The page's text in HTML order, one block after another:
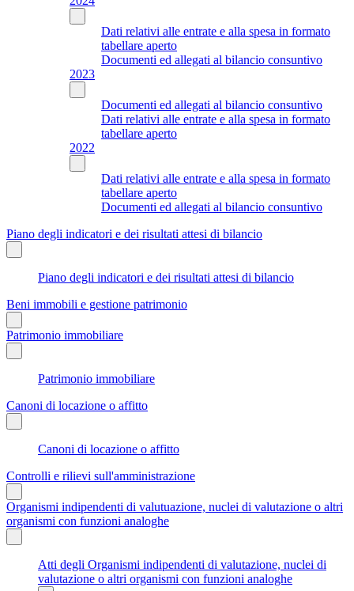
Dati relativi alle entrate e alla spesa in formato
tabellare aperto
Documenti ed allegati al bilancio consuntivo
2023
Documenti ed allegati al bilancio consuntivo
Dati relativi alle entrate e alla spesa in formato
tabellare aperto
2022
Dati relativi alle entrate e alla spesa in formato
tabellare aperto
Documenti ed allegati al bilancio consuntivo
Piano degli indicatori e dei risultati attesi di bilancio
Piano degli indicatori e dei risultati attesi di bilancio
Beni immobili e gestione patrimonio
Patrimonio immobiliare
Patrimonio immobiliare
Canoni di locazione o affitto
Canoni di locazione o affitto
Controlli e rilievi sull'amministrazione
Organismi indipendenti di valutuazione, nuclei di valutazione o altri
organismi con funzioni analoghe
Atti degli Organismi indipendenti di valutazione, nuclei di
valutazione o altri organismi con funzioni analoghe